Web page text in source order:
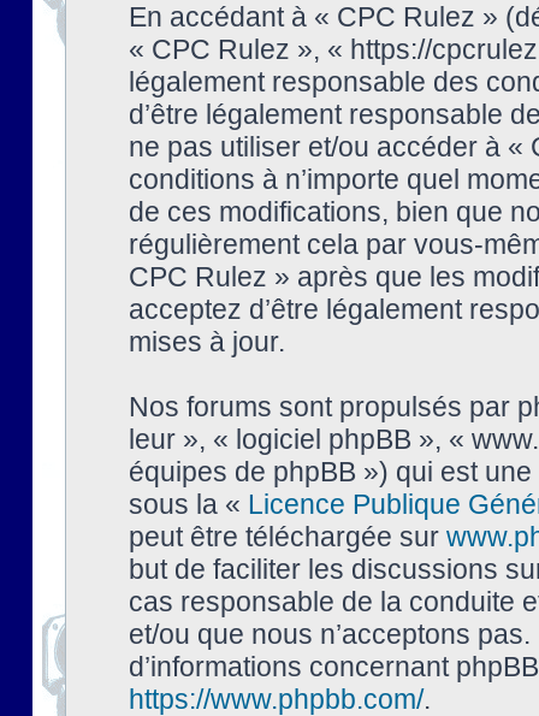
En accédant à « CPC Rulez »
« CPC Rulez », « https://
légalement responsable des
d’être légalement responsable
ne pas utiliser et/ou accéder à
conditions à n’importe quel
de ces modifications, bien que
régulièrement cela par vous-
CPC Rulez » après que les
acceptez d’être légalement
mises à jour.
Nos forums sont propulsés par
leur », « logiciel phpBB », «
équipes de phpBB ») qui est
sous la « Licence Publique
peut être téléchargée sur
but de faciliter les discussions
cas responsable de la conduite
et/ou que nous n’acceptons
d’informations concernant
https://www.phpbb.com/.